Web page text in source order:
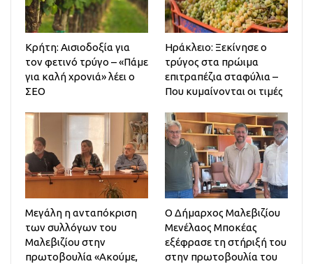
Κρήτη: Αισιοδοξία για
τον φετινό τρύγο – «Πάμε
για καλή χρονιά» λέει ο
ΣΕΟ
Ηράκλειο: Ξεκίνησε ο
τρύγος στα πρώιμα
επιτραπέζια σταφύλια –
Που κυμαίνονται οι τιμές
Μεγάλη η ανταπόκριση
των συλλόγων του
Μαλεβιζίου στην
πρωτοβουλία «Ακούμε,
Ο Δήμαρχος Μαλεβιζίου
Μενέλαος Μποκέας
εξέφρασε τη στήριξή του
στην πρωτοβουλία του